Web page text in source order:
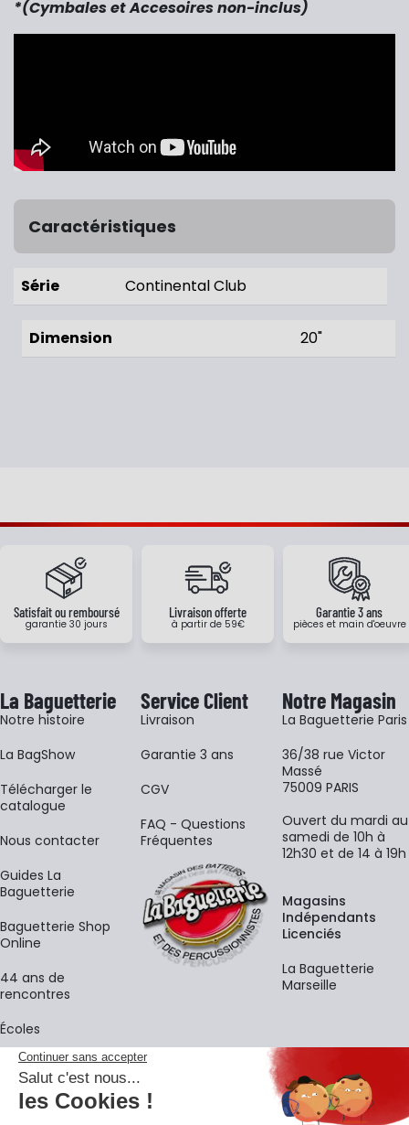
*(Cymbales et Accesoires non-inclus)
Caractéristiques
Série Continental Club
Dimension 20"
Satisfait ou remboursé
garantie 30 jours
Livraison offerte
à partir de 59€
Garantie 3 ans
pièces et main d'oeuvre
La Baguetterie
Notre histoire
La BagShow
​Télécharger le
catalogue
Nous contacter
Guides La
Baguetterie
Baguetterie Shop
Online
44 ans de
rencontres
Écoles
Service Client
Livraison
Garantie 3 ans
CGV
FAQ - Questions
Fréquentes
Notre Magasin
La Baguetterie Paris
36/38 rue Victor
Massé
75009 PARIS
Ouvert du mardi au
samedi de 10h à
12h30 et de 14 à 19h
Magasins
Indépendants
Licenciés
La Baguetterie
Marseille
La newsletter
Adresse e-mail